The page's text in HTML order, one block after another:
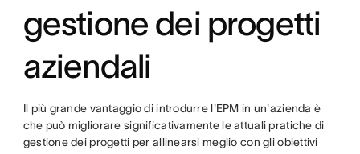
gestione dei progetti
aziendali
Il più grande vantaggio di introdurre l'EPM in un'azienda è
che può migliorare significativamente le attuali pratiche di
gestione dei progetti per allinearsi meglio con gli obiettivi